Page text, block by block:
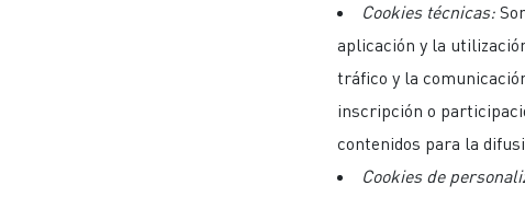
Cookies técnicas:
aplicación y la
tráfico y la
inscripción o
contenidos para la
Cookies de